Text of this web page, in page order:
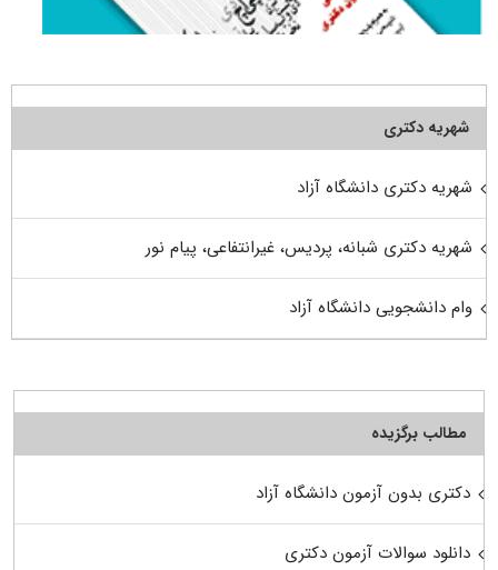
شهریه دکتری
شهریه دکتری دانشگاه آزاد
شهریه دکتری شبانه، پردیس، غیرانتفاعی، پیام نور
وام دانشجویی دانشگاه آزاد
مطالب برگزیده
دکتری بدون آزمون دانشگاه آزاد
دانلود سوالات آزمون دکتری